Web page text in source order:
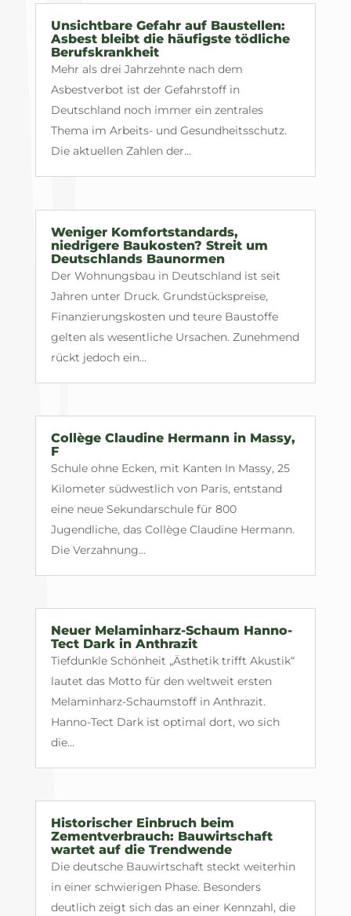
Unsichtbare Gefahr auf Baustellen:
Asbest bleibt die häufigste tödliche
Berufskrankheit
Mehr als drei Jahrzehnte nach dem
Asbestverbot ist der Gefahrstoff in
Deutschland noch immer ein zentrales
Thema im Arbeits- und Gesundheitsschutz.
Die aktuellen Zahlen der...
Weniger Komfortstandards,
niedrigere Baukosten? Streit um
Deutschlands Baunormen
Der Wohnungsbau in Deutschland ist seit
Jahren unter Druck. Grundstückspreise,
Finanzierungskosten und teure Baustoffe
gelten als wesentliche Ursachen. Zunehmend
rückt jedoch ein...
Collège Claudine Hermann in Massy,
F
Schule ohne Ecken, mit Kanten In Massy, 25
Kilometer südwestlich von Paris, entstand
eine neue Sekundarschule für 800
Jugendliche, das Collège Claudine Hermann.
Die Verzahnung...
Neuer Melaminharz-Schaum Hanno-
Tect Dark in Anthrazit
Tiefdunkle Schönheit „Ästhetik trifft Akustik“
lautet das Motto für den weltweit ersten
Melaminharz-Schaumstoff in Anthrazit.
Hanno-Tect Dark ist optimal dort, wo sich
die...
Historischer Einbruch beim
Zementverbrauch: Bauwirtschaft
wartet auf die Trendwende
Die deutsche Bauwirtschaft steckt weiterhin
in einer schwierigen Phase. Besonders
deutlich zeigt sich das an einer Kennzahl, die